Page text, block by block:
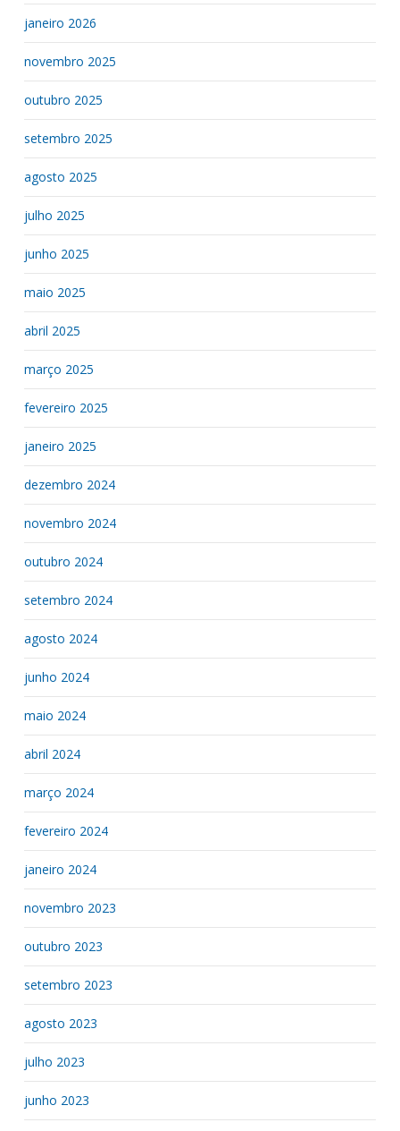
janeiro 2026
novembro 2025
outubro 2025
setembro 2025
agosto 2025
julho 2025
junho 2025
maio 2025
abril 2025
março 2025
fevereiro 2025
janeiro 2025
dezembro 2024
novembro 2024
outubro 2024
setembro 2024
agosto 2024
junho 2024
maio 2024
abril 2024
março 2024
fevereiro 2024
janeiro 2024
novembro 2023
outubro 2023
setembro 2023
agosto 2023
julho 2023
junho 2023